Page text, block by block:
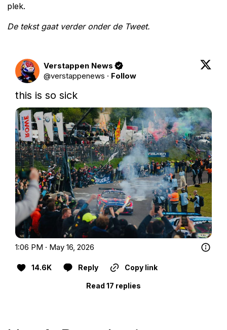
plek.
De tekst gaat verder onder de Tweet.
Verstappen News
@verstappenews · Follow
this is so sick
1:06 PM · May 16, 2026
14.6K Reply Copy link
Read 17 replies